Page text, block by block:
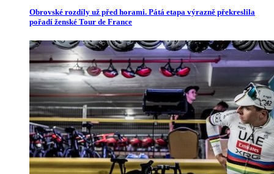
Obrovské rozdíly už před horami. Pátá etapa výrazně překreslila
pořadí ženské Tour de France